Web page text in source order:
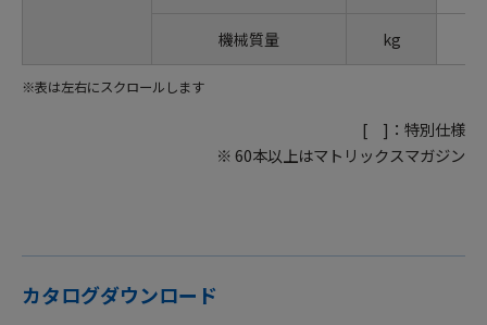
機械質量 kg
※表は左右にスクロールします
[ ]：特別仕様
※ 60本以上はマトリックスマガジン
カタログダウンロード